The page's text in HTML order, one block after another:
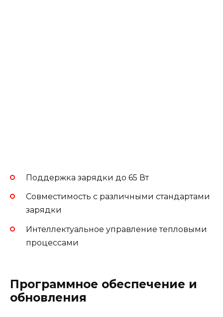
Поддержка зарядки до 65 Вт
Совместимость с различными стандартами
зарядки
Интеллектуальное управление тепловыми
процессами
Программное обеспечение и
обновления